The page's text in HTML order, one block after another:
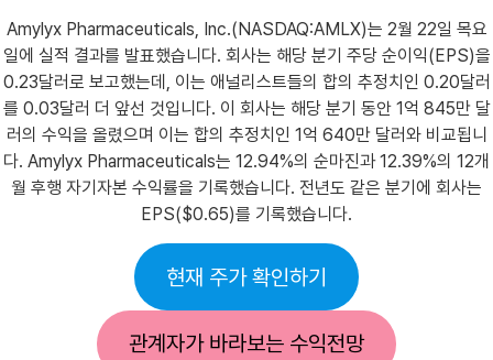
Amylyx Pharmaceuticals, Inc.(NASDAQ:AMLX)는 2월 22일 목요
일에 실적 결과를 발표했습니다. 회사는 해당 분기 주당 순이익(EPS)을
0.23달러로 보고했는데, 이는 애널리스트들의 합의 추정치인 0.20달러
를 0.03달러 더 앞선 것입니다. 이 회사는 해당 분기 동안 1억 845만 달
러의 수익을 올렸으며 이는 합의 추정치인 1억 640만 달러와 비교됩니
다. Amylyx Pharmaceuticals는 12.94%의 순마진과 12.39%의 12개
월 후행 자기자본 수익률을 기록했습니다. 전년도 같은 분기에 회사는
EPS($0.65)를 기록했습니다.
현재 주가 확인하기
관계자가 바라보는 수익전망